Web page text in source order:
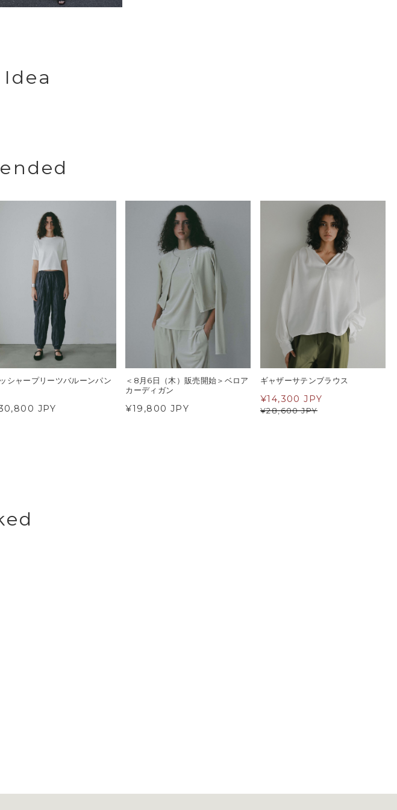
シャープリーツバルーンパン
JPY
＜8月6日（木）販売開始＞ベロア
カーディガン
¥19,800 JPY
ギャザーサテンブラウス
¥28,600 JPY
¥14,300 JPY